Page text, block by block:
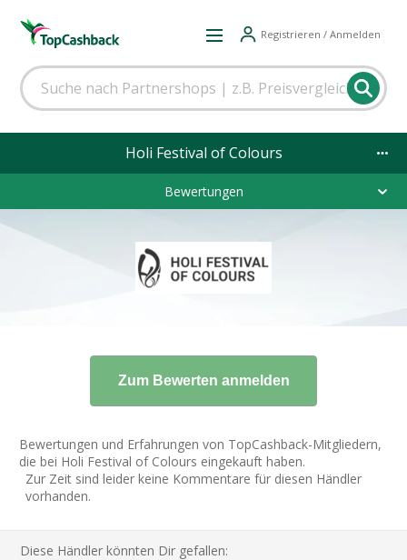
Registrieren / Anmelden
Holi Festival of Colours
Bewertungen
Bewertungen und Erfahrungen von TopCashback-Mitgliedern,
die bei Holi Festival of Colours eingekauft haben.
Zur Zeit sind leider keine Kommentare für diesen Händler
vorhanden.
Diese Händler könnten Dir gefallen: